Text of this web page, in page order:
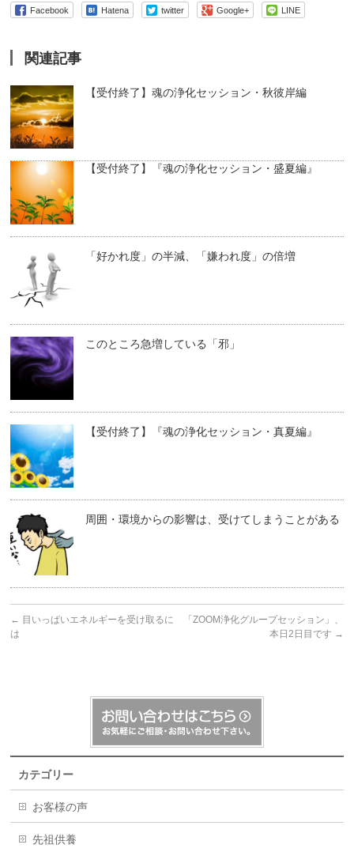
Facebook Hatena twitter Google+ LINE
関連記事
【受付終了】魂の浄化セッション・秋彼岸編
【受付終了】『魂の浄化セッション・盛夏編』
「好かれ度」の半減、「嫌われ度」の倍増
このところ急増している「邪」
【受付終了】『魂の浄化セッション・真夏編』
周囲・環境からの影響は、受けてしまうことがある
← 目いっぱいエネルギーを受け取るに
は
「ZOOM浄化グループセッション」、
本日2日目です →
カテゴリー
お客様の声
先祖供養